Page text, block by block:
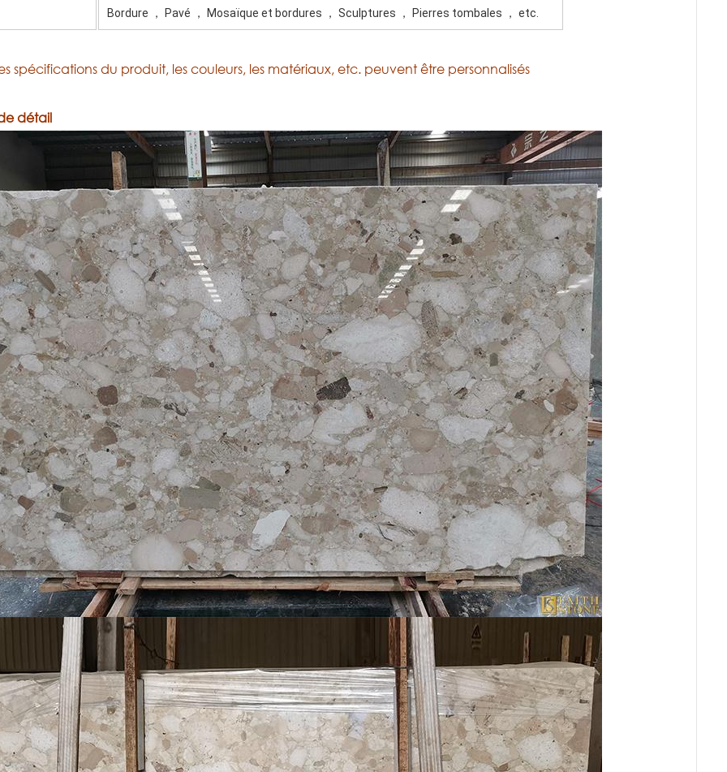
Bordure ， Pavé ， Mosaïque et bordures ， Sculptures ， Pierres tombales ， etc.
spécifications du produit, les couleurs, les matériaux, etc. peuvent être personnalisés
détail